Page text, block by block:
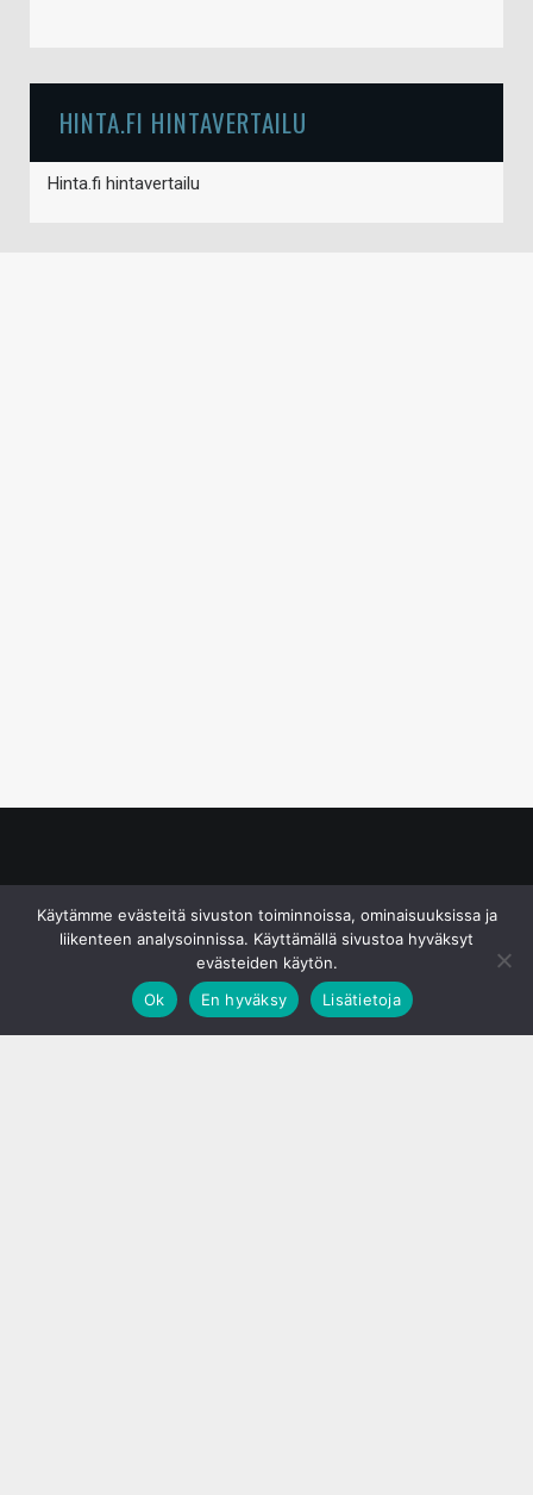
HINTA.FI HINTAVERTAILU
Hinta.fi hintavertailu
Käytämme evästeitä sivuston toiminnoissa, ominaisuuksissa ja
liikenteen analysoinnissa. Käyttämällä sivustoa hyväksyt
evästeiden käytön.
Ok
En hyväksy Lisätietoja